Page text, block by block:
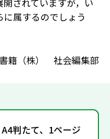
されていますが，い
属するのでしょう
籍（株） 社会編集部
A4判たて、1ページ